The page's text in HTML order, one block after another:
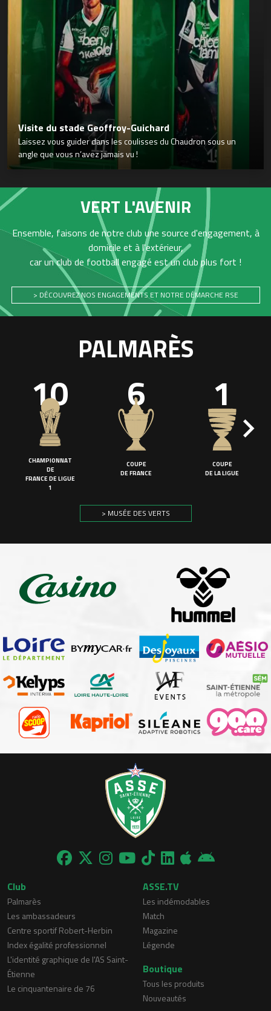
Visite du stade Geoffroy-Guichard
Laissez vous guider dans les coulisses du Chaudron sous un
angle que vous n’avez jamais vu !
VERT L'AVENIR
Ensemble, faisons de notre club une source d'engagement, à
domicile et à l'extérieur,
car un club de football engagé est un club plus fort !
> DÉCOUVREZ NOS ENGAGEMENTS ET NOTRE DÉMARCHE RSE
PALMARÈS
10
CHAMPIONNAT
DE
FRANCE DE LIGUE
1
6
COUPE
DE FRANCE
1
COUPE
DE LA LIGUE
> MUSÉE DES VERTS
Club
Palmarès
Les ambassadeurs
Centre sportif Robert-Herbin
Index égalité professionnel
L'identité graphique de l'AS Saint-
Étienne
Le cinquantenaire de 76
ASSE.TV
Les indémodables
Match
Magazine
Légende
Boutique
Tous les produits
Nouveautés